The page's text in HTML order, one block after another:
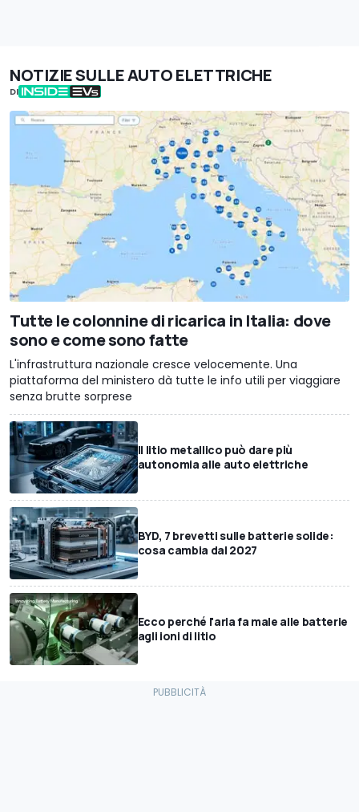
NOTIZIE SULLE AUTO ELETTRICHE
DI
Tutte le colonnine di ricarica in Italia: dove
sono e come sono fatte
L'infrastruttura nazionale cresce velocemente. Una
piattaforma del ministero dà tutte le info utili per viaggiare
senza brutte sorprese
Il litio metallico può dare più
autonomia alle auto elettriche
BYD, 7 brevetti sulle batterie solide:
cosa cambia dal 2027
Ecco perché l'aria fa male alle batterie
agli ioni di litio